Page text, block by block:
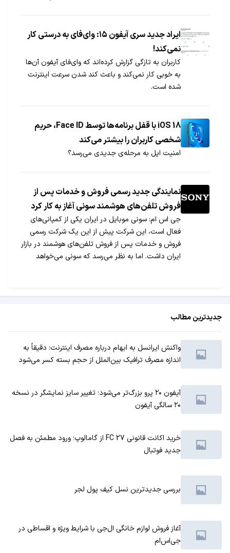
ایراد جدید سری آیفون ۱۵: وای‌فای به درستی کار
نمی‌کند!
کاربران به تازگی گزارش کرده‌اند که وای‌فای آیفون آن‌ها
به خوبی کار نمی‌کند و باعث کند شدن سرعت اینترنت
شده است.
iOS 18 با قفل برنامه‌ها توسط Face ID، حریم
شخصی کاربران را بیشتر می‌کند
امنیت اپل به مرحله‌ی جدیدی می‌رسد؟
نمایندگی جدید رسمی فروش و خدمات پس از
فروش تلفن‌های هوشمند سونی آغاز به کار کرد
جی اس ام: سونی موبایل در ایران یکی از کمپانی‌های
فعال است، این شرکت پیش از این یک شرکت رسمی
فروش و خدمات پس از فروش تلفن‌های هوشمند در بازار
ایران داشت. اما به نظر می‌رسد که سونی می‌خواهد
جدیدترین مطالب
واکنش ایرانسل به ابهام درباره مصرف اینترنت: دقیقاً به
اندازه مصرف ترافیک بین‌الملل از حجم بسته کسر می‌شود
آیفون ۲۰ پرو بزرگ‌تر می‌شود؛ تغییر سایز نمایشگر در نسخه
۲۰ سالگی آیفون
خرید اکانت قانونی FC 27 از گامالوپ؛ ورود مطمئن به فصل
جدید فوتبال
بررسی جدیدترین نسل کیف پول لجر
آغاز فروش لوازم خانگی ال‌جی با شرایط ویژه و اقساطی در
جی‌اس‌ام